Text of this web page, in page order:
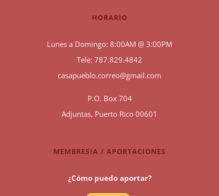
HORARIO
Lunes a Domingo: 8:00AM @ 3:00PM
Tele: 787.829.4842
casapueblo.correo@gmail.com
P.O. Box 704
Adjuntas, Puerto Rico 00601
MEMBRESIA / APORTACIONES
¿Cómo puedo aportar?